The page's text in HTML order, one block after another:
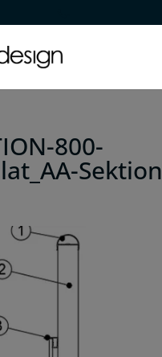
800-
Sektion